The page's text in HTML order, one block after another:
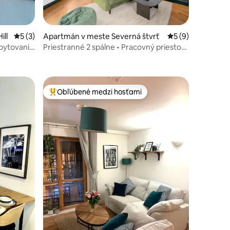
47
Priemerné ohodnotenie 5 z 5, počet hodnotení: 3
5 (3)
Apartmán v meste Severná štvrť Priemerné
5 (9)
Priestranné 2 spálne • Pracovný priestor •
97
Najobľúbenejšie medzi hosťami
Obľúbené medzi hosťami